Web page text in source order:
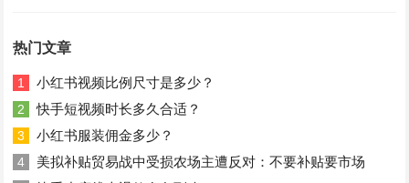
热门文章
1 小红书视频比例尺寸是多少？
2 快手短视频时长多久合适？
3 小红书服装佣金多少？
4 美拟补贴贸易战中受损农场主遭反对：不要补贴要市场